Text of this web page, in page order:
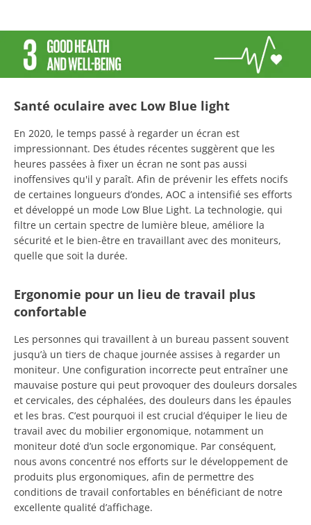
Santé oculaire avec Low Blue light
En 2020, le temps passé à regarder un écran est
impressionnant. Des études récentes suggèrent que les
heures passées à fixer un écran ne sont pas aussi
inoffensives qu'il y paraît. Afin de prévenir les effets nocifs
de certaines longueurs d’ondes, AOC a intensifié ses efforts
et développé un mode Low Blue Light. La technologie, qui
filtre un certain spectre de lumière bleue, améliore la
sécurité et le bien-être en travaillant avec des moniteurs,
quelle que soit la durée.
Ergonomie pour un lieu de travail plus
confortable
Les personnes qui travaillent à un bureau passent souvent
jusqu’à un tiers de chaque journée assises à regarder un
moniteur. Une configuration incorrecte peut entraîner une
mauvaise posture qui peut provoquer des douleurs dorsales
et cervicales, des céphalées, des douleurs dans les épaules
et les bras. C’est pourquoi il est crucial d’équiper le lieu de
travail avec du mobilier ergonomique, notamment un
moniteur doté d’un socle ergonomique. Par conséquent,
nous avons concentré nos efforts sur le développement de
produits plus ergonomiques, afin de permettre des
conditions de travail confortables en bénéficiant de notre
excellente qualité d’affichage.